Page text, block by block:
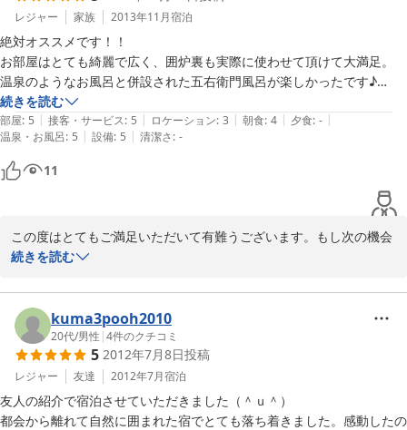
何から何まで懐かしくも温かい、人の優しさと愛情をたくさん感じられ
る素敵な宿です。
また泊まりに来たいと思わせる素敵な宿です。
コンと電気ストーブがあるので、部屋は暖かく過ごせます。
運営されている方たちも、優しくくつろげます。
レジャー 家族 2013年11月宿泊
絶対オススメです！！
お部屋はとても綺麗で広く、囲炉裏も実際に使わせて頂けて大満足。
温泉のようなお風呂と併設された五右衛門風呂が楽しかったです♪
今回は素泊まりプランだったので食事を頼まなかった事を後悔していま
す。
朝食時、宿主さんがとても気さくにお話しして下さり
ついチェックアウトを忘れてしまいそうでした(笑)
続きを読む
部屋: 5 | 接客・サービス: 5 | ロケーション: 3 | 朝食: 4 | 夕食: - |
温泉・お風呂: 5 | 設備: 5 | 清潔さ: -
11
この度はとてもご満足いただいて有難うございます。もし次の機会
がございましたら、是非、料理も召し上がっていただきたいと思い
ざいました。
2013-12-07
続きを読む
kuma3pooh2010
20代/男性 |4件のクチコミ
5 2012年7月8日投稿
レジャー 友達 2012年7月宿泊
友人の紹介で宿泊させていただきました（＾ｕ＾）
都会から離れて自然に囲まれた宿でとても落ち着きました。感動したの